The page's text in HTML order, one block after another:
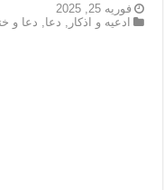
فوریه 25, 2025
ادعيه و اذكار , دعا, دعا و